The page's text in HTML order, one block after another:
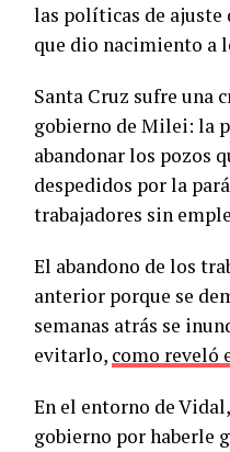
las políticas de ajuste
que dio nacimiento a
Santa Cruz sufre una
gobierno de Milei: la
abandonar los pozos
despedidos por la
trabajadores sin
El abandono de los
anterior porque se
semanas atrás se
evitarlo, como reveló
En el entorno de
gobierno por haberle